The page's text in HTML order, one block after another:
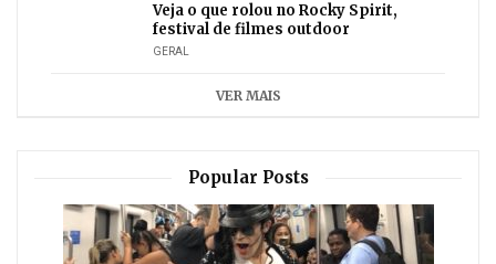
Veja o que rolou no Rocky Spirit,
festival de filmes outdoor
GERAL
VER MAIS
Popular Posts